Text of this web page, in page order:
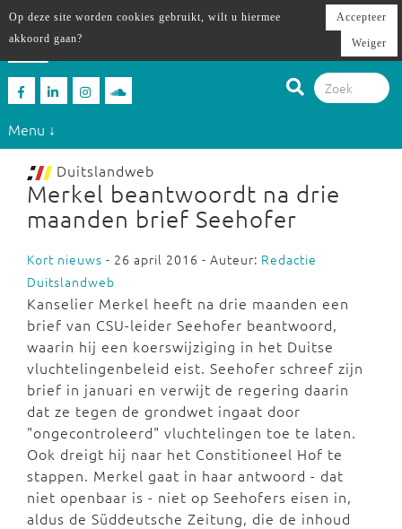
Menu ↓
Duitslandweb
Merkel beantwoordt na drie
maanden brief Seehofer
Kort nieuws - 26 april 2016 - Auteur: Redactie
Duitslandweb
Kanselier Merkel heeft na drie maanden een
brief van CSU-leider Seehofer beantwoord,
waarin hij een koerswijziging in het Duitse
vluchtelingenbeleid eist. Seehofer schreef zijn
brief in januari en verwijt de regering daarin
dat ze tegen de grondwet ingaat door
"ongecontroleerd" vluchtelingen toe te laten.
Ook dreigt hij naar het Constitioneel Hof te
stappen. Merkel gaat in haar antwoord - dat
niet openbaar is - niet op Seehofers eisen in,
aldus de Süddeutsche Zeitung, die de inhoud
Op deze site worden cookies gebruikt, wilt u hiermee
akkoord gaan?
Accepteer
Weiger